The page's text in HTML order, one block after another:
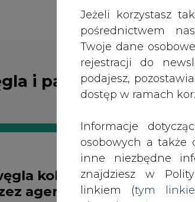
Jeżeli korzystasz
pośrednictwem
Twoje dane
rejestracji do
podajesz,
dostęp w ramach
Informacje
osobowych a także
inne niezbędne
znajdziesz w
linkiem (tym
i paliw
koksującego
agencję Bloomberg